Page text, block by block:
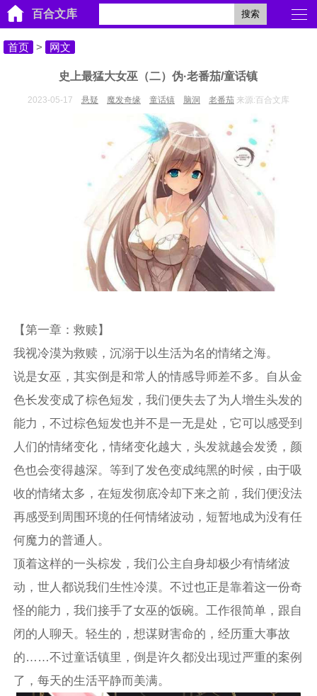
百合文库 搜索
首页 > 网文
史上最猛大女巫（二）伪·老番茄/童话镇
2023-05-17 悬疑 魔发奇缘 童话镇 脑洞 老番茄来源:百合文库
【第一章：救赎】
我视冷漠为救赎，沉溺于以生活为名的情绪之海。
说是女巫，其实倒是和常人的情感导师差不多。自从金
色长发变成了棕色短发，我们便失去了为人增生头发的
能力，不过棕色短发也并不是一无是处，它可以感受到
人们的情绪变化，情绪变化越大，头发就越会发烫，颜
色也会变得越深。等到了发色变成纯黑的时候，由于吸
收的情绪太多，在短发彻底冷却下来之前，我们便没法
再感受到周围环境的任何情绪波动，短暂地成为没有任
何魔力的普通人。
顶着这样的一头棕发，我们公主自身却极少有情绪波
动，世人都说我们生性冷漠。不过也正是靠着这一份奇
怪的能力，我们接手了女巫的饭碗。工作很简单，跟自
闭的人聊天。轻生的，想谋财害命的，经历重大事故
的……不过童话镇里，倒是许久都没出现过严重的案例
了，每天的生活平静而美满。